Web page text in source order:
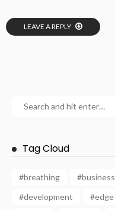
LEAVE A REPLY
Tag Cloud
#breathing #business
#development
#edge